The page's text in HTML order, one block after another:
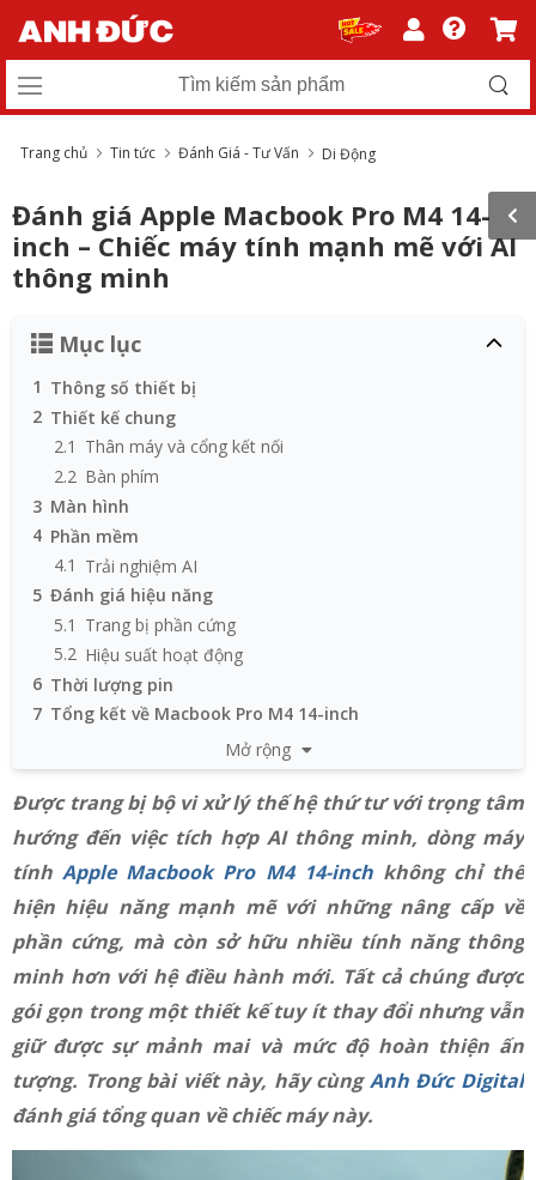
Trang chủ Tin tức Đánh Giá - Tư Vấn Di Động
Đánh giá Apple Macbook Pro M4 14-
inch – Chiếc máy tính mạnh mẽ với AI
thông minh
Mục lục
1 Thông số thiết bị
2 Thiết kế chung
2.1 Thân máy và cổng kết nối
2.2 Bàn phím
3 Màn hình
4 Phần mềm
4.1 Trải nghiệm AI
5 Đánh giá hiệu năng
5.1 Trang bị phần cứng
5.2 Hiệu suất hoạt động
6 Thời lượng pin
7 Tổng kết về Macbook Pro M4 14-inch
Mở rộng
Được trang bị bộ vi xử lý thế hệ thứ tư với trọng tâm
hướng đến việc tích hợp AI thông minh, dòng máy
tínhApple Macbook Pro M4 14-inchkhông chỉ thể
hiện hiệu năng mạnh mẽ với những nâng cấp về
phần cứng, mà còn sở hữu nhiều tính năng thông
minh hơn với hệ điều hành mới. Tất cả chúng được
gói gọn trong một thiết kế tuy ít thay đổi nhưng vẫn
giữ được sự mảnh mai và mức độ hoàn thiện ấn
tượng. Trong bài viết này, hãy cùngAnh Đức Digital
đánh giá tổng quan về chiếc máy này.